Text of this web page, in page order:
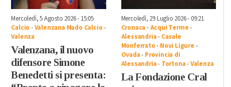
Mercoledì, 5 Agosto 2026 - 15:05
Calcio -Valenzana Mado Calcio-
Valenza
Valenzana, il nuovo
difensore Simone
Benedetti si presenta:
Mercoledì, 29 Luglio 2026 - 09:21
Cronaca -Acqui Terme-
Alessandria- Casale
Monferrato- Novi Ligure -
Ovada- Provincia di
Alessandria- Tortona-Valenza
La Fondazione Cral